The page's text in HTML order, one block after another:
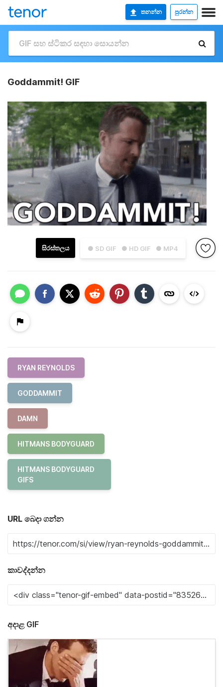
තනන්න පුරන්න
Goddammit! GIF
● SD GIF ● HD GIF ● MP4
සිරස්තලය
RYAN REYNOLDS
GODDAMMIT
DAMN
HITMANS BODYGUARD
HITMANS BODYGUARD
GIFS
URL බෙදා ගන්න
කාවද්දන්න
අදාළ GIF